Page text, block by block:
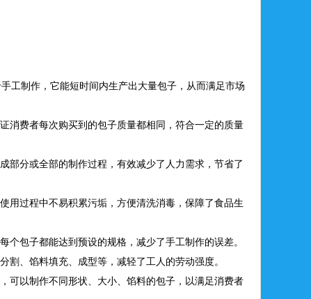
工制作，它能短时间内生产出大量包子，从而满足市场
消费者每次购买到的包子质量都相同，符合一定的质量
部分或全部的制作过程，有效减少了人力需求，节省了
用过程中不易积累污垢，方便清洗消毒，保障了食品生
个包子都能达到预设的规格，减少了手工制作的误差。
割、馅料填充、成型等，减轻了工人的劳动强度。
可以制作不同形状、大小、馅料的包子，以满足消费者